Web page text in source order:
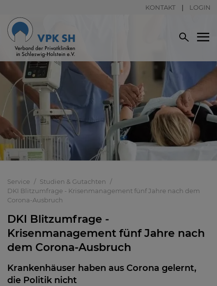
KONTAKT LOGIN
Service
Studien & Gutachten
DKI Blitzumfrage - Krisenmanagement fünf Jahre nach dem
Corona-Ausbruch
DKI Blitzumfrage -
Krisenmanagement fünf Jahre nach
dem Corona-Ausbruch
Krankenhäuser haben aus Corona gelernt,
die Politik nicht